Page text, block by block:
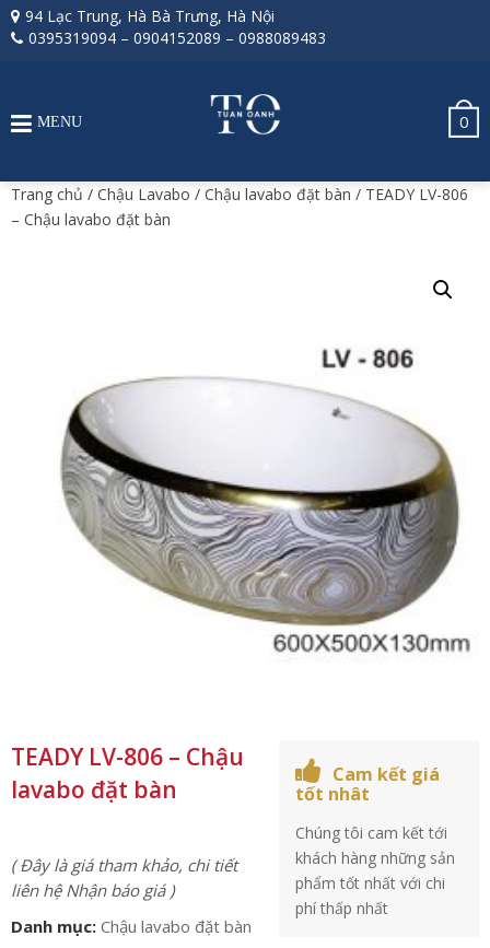
94 Lạc Trung, Hà Bà Trưng, Hà Nội
0395319094 – 0904152089 – 0988089483
0
MENU
Trang chủ / Chậu Lavabo / Chậu lavabo đặt bàn / TEADY LV-806
– Chậu lavabo đặt bàn
TEADY LV-806 – Chậu
lavabo đặt bàn
( Đây là giá tham khảo, chi tiết
liên hệ Nhận báo giá )
Danh mục: Chậu lavabo đặt bàn
Cam kết giá
tốt nhât
Chúng tôi cam kết tới
khách hàng những sản
phẩm tốt nhất với chi
phí thấp nhất